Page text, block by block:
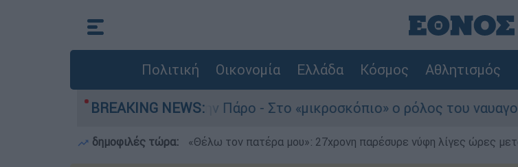
Πολιτική Οικονομία Ελλάδα Κόσμος Αθλητισμός
BREAKING NEWS:
4χρονου στην Πάρο - Στο «μικροσκόπιο» ο ρόλος του ναυαγοσώστη
δημοφιλές τώρα: «Θέλω τον πατέρα μου»: 27χρονη παρέσυρε νύφη λίγες ώρες